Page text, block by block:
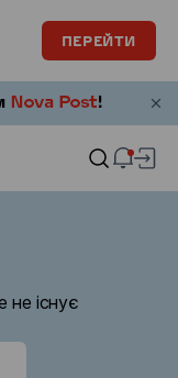
ПЕРЕЙТИ
не існує